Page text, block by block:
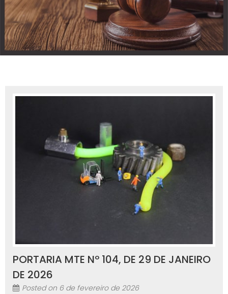
PORTARIA MTE Nº 104, DE 29 DE JANEIRO
DE 2026
Posted on 6 de fevereiro de 2026